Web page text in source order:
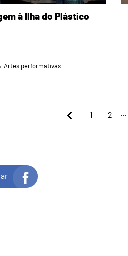
à Ilha do Plástico
Artes performativas
1 2